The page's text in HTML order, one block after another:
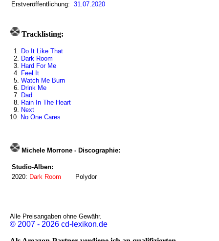
Erstveröffentlichung: 31.07.2020
Tracklisting:
1. Do It Like That
2. Dark Room
3. Hard For Me
4. Feel It
5. Watch Me Burn
6. Drink Me
7. Dad
8. Rain In The Heart
9. Next
10. No One Cares
Michele Morrone - Discographie:
Studio-Alben:
2020: Dark Room Polydor
Alle Preisangaben ohne Gewähr.
© 2007 - 2026 cd-lexikon.de